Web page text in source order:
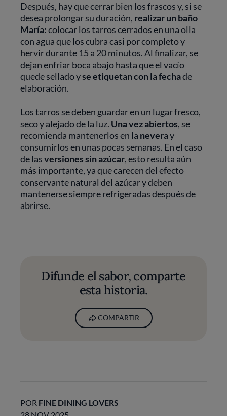
Después, hay que cerrar bien los frascos y, si se
desea prolongar su duración, realizar un baño
María:colocar los tarros cerrados en una olla
con agua que los cubra casi por completo y
hervir durante 15 a 20 minutos. Al finalizar, se
dejan enfriar boca abajo hasta que el vacío
quede sellado yse etiquetan con la fechade
elaboración.
Los tarros se deben guardar en un lugar fresco,
seco y alejado de la luz. Una vez abiertos, se
recomienda mantenerlos en la neveray
consumirlos en unas pocas semanas. En el caso
de lasversiones sin azúcar, esto resulta aún
más importante, ya que carecen del efecto
conservante natural del azúcar y deben
mantenerse siempre refrigeradas después de
abrirse.
Difunde el sabor, comparte
esta historia.
COMPARTIR
POR FINE DINING LOVERS